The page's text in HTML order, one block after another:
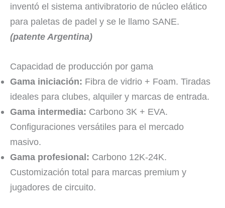
inventó el sistema antivibratorio de núcleo elático
para paletas de padel y se le llamo SANE.
(patente Argentina)
Capacidad de producción por gama
Gama iniciación: Fibra de vidrio + Foam. Tiradas
ideales para clubes, alquiler y marcas de entrada.
Gama intermedia: Carbono 3K + EVA.
Configuraciones versátiles para el mercado
masivo.
Gama profesional: Carbono 12K-24K.
Customización total para marcas premium y
jugadores de circuito.